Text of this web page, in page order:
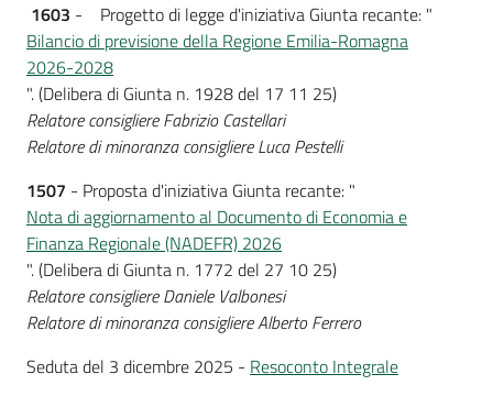
1603 - Progetto di legge d'iniziativa Giunta recante: "
Bilancio di previsione della Regione Emilia-Romagna
2026-2028
". (Delibera di Giunta n. 1928 del 17 11 25)
Relatore consigliere Fabrizio Castellari
Relatore di minoranza consigliere Luca Pestelli
1507 - Proposta d'iniziativa Giunta recante: "
Nota di aggiornamento al Documento di Economia e
Finanza Regionale (NADEFR) 2026
". (Delibera di Giunta n. 1772 del 27 10 25)
Relatore consigliere Daniele Valbonesi
Relatore di minoranza consigliere Alberto Ferrero
Seduta del 3 dicembre 2025 - Resoconto Integrale